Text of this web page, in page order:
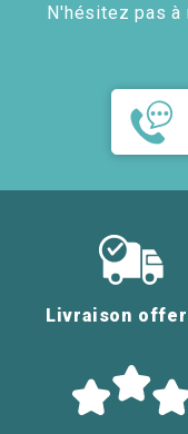
N'hésitez pas à
Livraison